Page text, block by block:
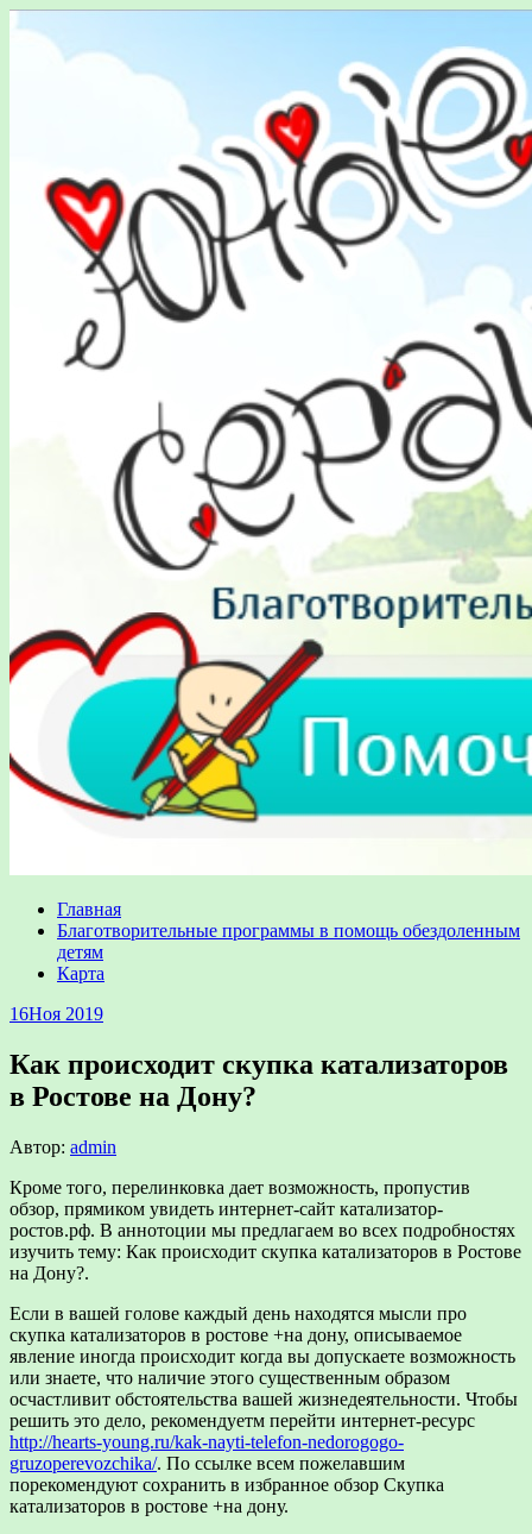
Главная
Благотворительные программы в помощь обездоленным
детям
Карта
16Ноя 2019
Как происходит скупка катализаторов
в Ростове на Дону?
Автор: admin
Кроме того, перелинковка дает возможность, пропустив
обзор, прямиком увидеть интернет-сайт катализатор-
ростов.рф. В аннотоции мы предлагаем во всех подробностях
изучить тему: Как происходит скупка катализаторов в Ростове
на Дону?.
Если в вашей голове каждый день находятся мысли про
скупка катализаторов в ростове +на дону, описываемое
явление иногда происходит когда вы допускаете возможность
или знаете, что наличие этого существенным образом
осчастливит обстоятельства вашей жизнедеятельности. Чтобы
решить это дело, рекомендуетм перейти интернет-ресурс
http://hearts-young.ru/kak-nayti-telefon-nedorogogo-
gruzoperevozchika/. По ссылке всем пожелавшим
порекомендуют сохранить в избранное обзор Скупка
катализаторов в ростове +на дону.